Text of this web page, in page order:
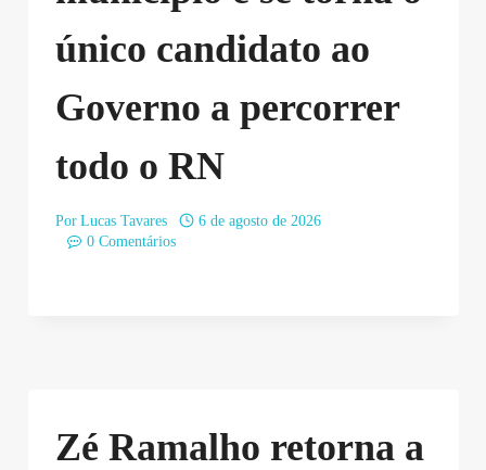
único candidato ao
Governo a percorrer
todo o RN
Por Lucas Tavares
6 de agosto de 2026
0 Comentários
Zé Ramalho retorna a